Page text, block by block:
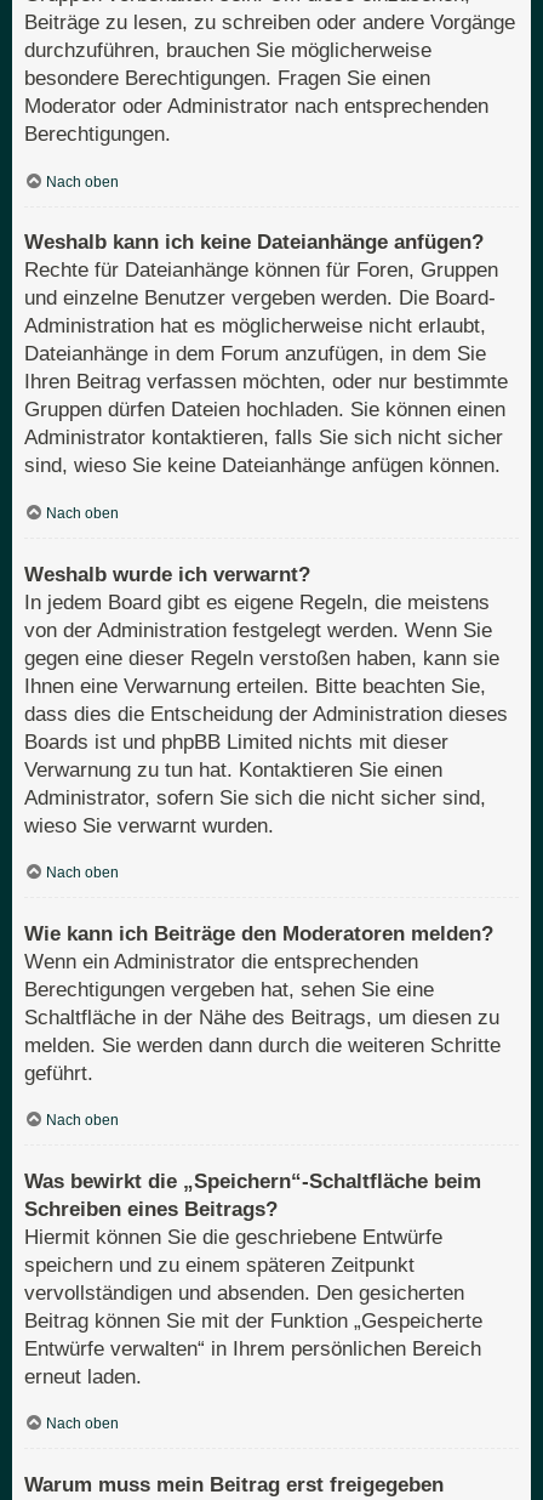
Beiträge zu lesen, zu schreiben oder andere Vorgänge
durchzuführen, brauchen Sie möglicherweise
besondere Berechtigungen. Fragen Sie einen
Moderator oder Administrator nach entsprechenden
Berechtigungen.
Nach oben
Weshalb kann ich keine Dateianhänge anfügen?
Rechte für Dateianhänge können für Foren, Gruppen
und einzelne Benutzer vergeben werden. Die Board-
Administration hat es möglicherweise nicht erlaubt,
Dateianhänge in dem Forum anzufügen, in dem Sie
Ihren Beitrag verfassen möchten, oder nur bestimmte
Gruppen dürfen Dateien hochladen. Sie können einen
Administrator kontaktieren, falls Sie sich nicht sicher
sind, wieso Sie keine Dateianhänge anfügen können.
Nach oben
Weshalb wurde ich verwarnt?
In jedem Board gibt es eigene Regeln, die meistens
von der Administration festgelegt werden. Wenn Sie
gegen eine dieser Regeln verstoßen haben, kann sie
Ihnen eine Verwarnung erteilen. Bitte beachten Sie,
dass dies die Entscheidung der Administration dieses
Boards ist und phpBB Limited nichts mit dieser
Verwarnung zu tun hat. Kontaktieren Sie einen
Administrator, sofern Sie sich die nicht sicher sind,
wieso Sie verwarnt wurden.
Nach oben
Wie kann ich Beiträge den Moderatoren melden?
Wenn ein Administrator die entsprechenden
Berechtigungen vergeben hat, sehen Sie eine
Schaltfläche in der Nähe des Beitrags, um diesen zu
melden. Sie werden dann durch die weiteren Schritte
geführt.
Nach oben
Was bewirkt die „Speichern“-Schaltfläche beim
Schreiben eines Beitrags?
Hiermit können Sie die geschriebene Entwürfe
speichern und zu einem späteren Zeitpunkt
vervollständigen und absenden. Den gesicherten
Beitrag können Sie mit der Funktion „Gespeicherte
Entwürfe verwalten“ in Ihrem persönlichen Bereich
erneut laden.
Nach oben
Warum muss mein Beitrag erst freigegeben